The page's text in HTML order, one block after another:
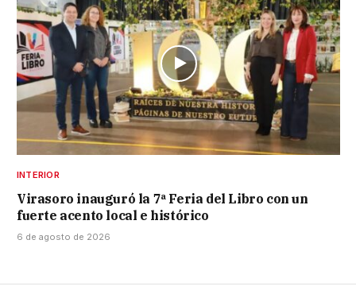
INTERIOR
Virasoro inauguró la 7ª Feria del Libro con un
fuerte acento local e histórico
6 de agosto de 2026